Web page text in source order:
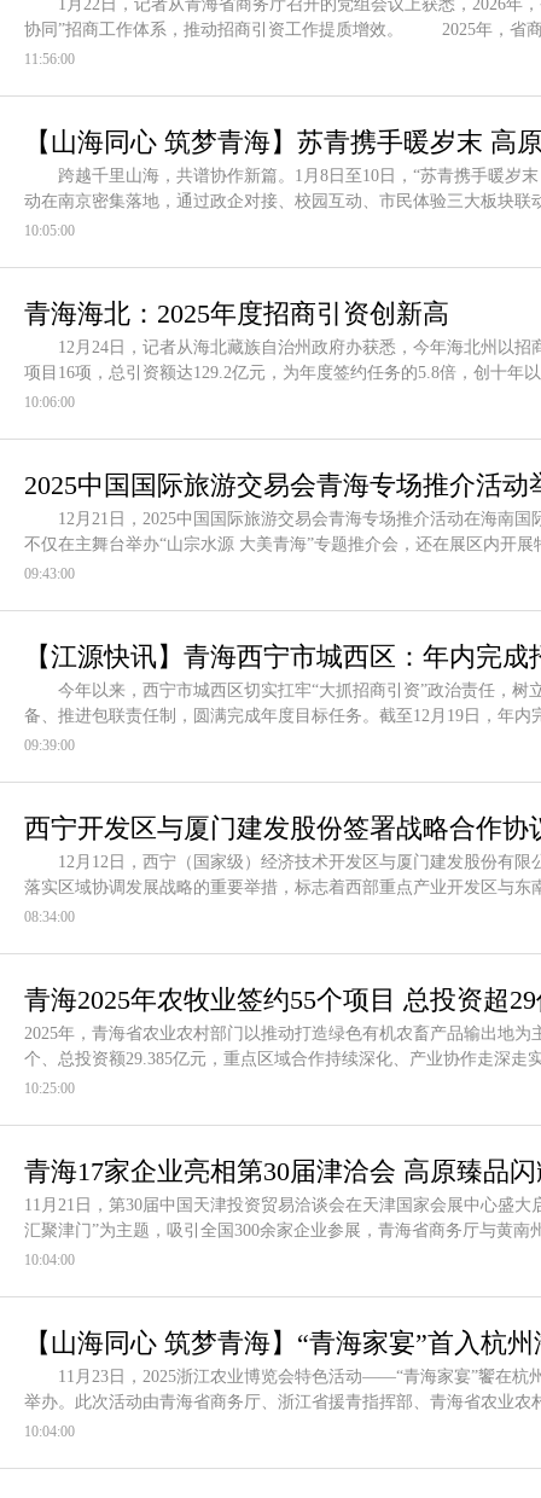
1月22日，记者从青海省商务厅召开的党组会议上获悉，2026年
协同”招商工作体系，推动招商引资工作提质增效。 2025年，省
11:56:00
【山海同心 筑梦青海】苏青携手暖岁末 高
跨越千里山海，共谱协作新篇。1月8日至10日，“苏青携手暖岁
动在南京密集落地，通过政企对接、校园互动、市民体验三大板块联
10:05:00
青海海北：2025年度招商引资创新高
12月24日，记者从海北藏族自治州政府办获悉，今年海北州以招
项目16项，总引资额达129.2亿元，为年度签约任务的5.8倍，创十年
10:06:00
2025中国国际旅游交易会青海专场推介活动
12月21日，2025中国国际旅游交易会青海专场推介活动在海南国
不仅在主舞台举办“山宗水源 大美青海”专题推介会，还在展区内开
09:43:00
【江源快讯】青海西宁市城西区：年内完
今年以来，西宁市城西区切实扛牢“大抓招商引资”政治责任，树
备、推进包联责任制，圆满完成年度目标任务。截至12月19日，年
09:39:00
西宁开发区与厦门建发股份签署战略合作协
12月12日，西宁（国家级）经济技术开发区与厦门建发股份有限
落实区域协调发展战略的重要举措，标志着西部重点产业开发区与
08:34:00
青海2025年农牧业签约55个项目 总投资超
2025年，青海省农业农村部门以推动打造绿色有机农畜产品输出地
个、总投资额29.385亿元，重点区域合作持续深化、产业协作走深
10:25:00
青海17家企业亮相第30届津洽会 高原臻品
11月21日，第30届中国天津投资贸易洽谈会在天津国家会展中心盛
汇聚津门”为主题，吸引全国300余家企业参展，青海省商务厅与黄南
10:04:00
【山海同心 筑梦青海】“青海家宴”首入杭
全国
11月23日，2025浙江农业博览会特色活动——“青海家宴”饗在杭
举办。此次活动由青海省商务厅、浙江省援青指挥部、青海省农业
10:04:00